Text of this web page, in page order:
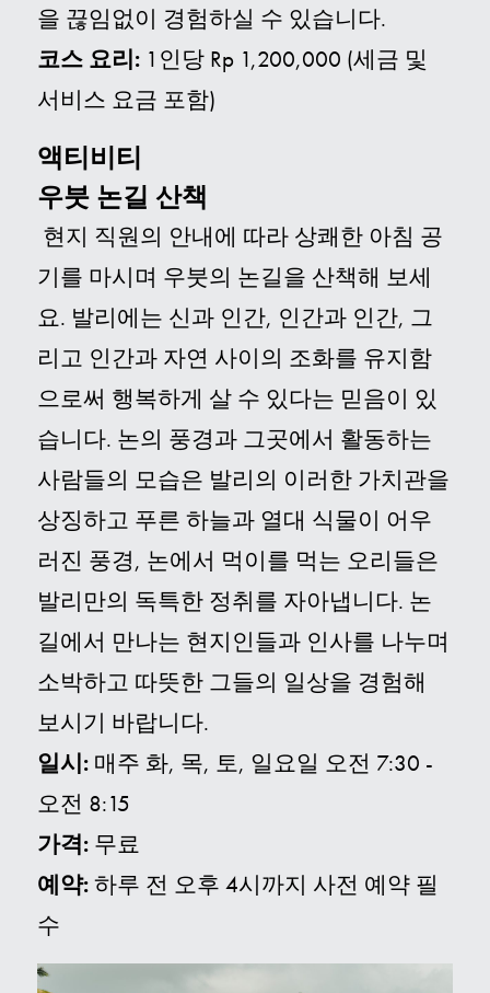
을 끊임없이 경험하실 수 있습니다.
코스 요리:1인당 Rp 1,200,000 (세금 및
서비스 요금 포함)
액티비티
우붓 논길 산책
현지 직원의 안내에 따라 상쾌한 아침 공
기를 마시며 우붓의 논길을 산책해 보세
요. 발리에는 신과 인간, 인간과 인간, 그
리고 인간과 자연 사이의 조화를 유지함
으로써 행복하게 살 수 있다는 믿음이 있
습니다. 논의 풍경과 그곳에서 활동하는
사람들의 모습은 발리의 이러한 가치관을
상징하고 푸른 하늘과 열대 식물이 어우
러진 풍경, 논에서 먹이를 먹는 오리들은
발리만의 독특한 정취를 자아냅니다. 논
길에서 만나는 현지인들과 인사를 나누며
소박하고 따뜻한 그들의 일상을 경험해
보시기 바랍니다.
일시:매주 화, 목, 토, 일요일 오전 7:30 -
오전 8:15
가격:무료
예약:하루 전 오후 4시까지 사전 예약 필
수